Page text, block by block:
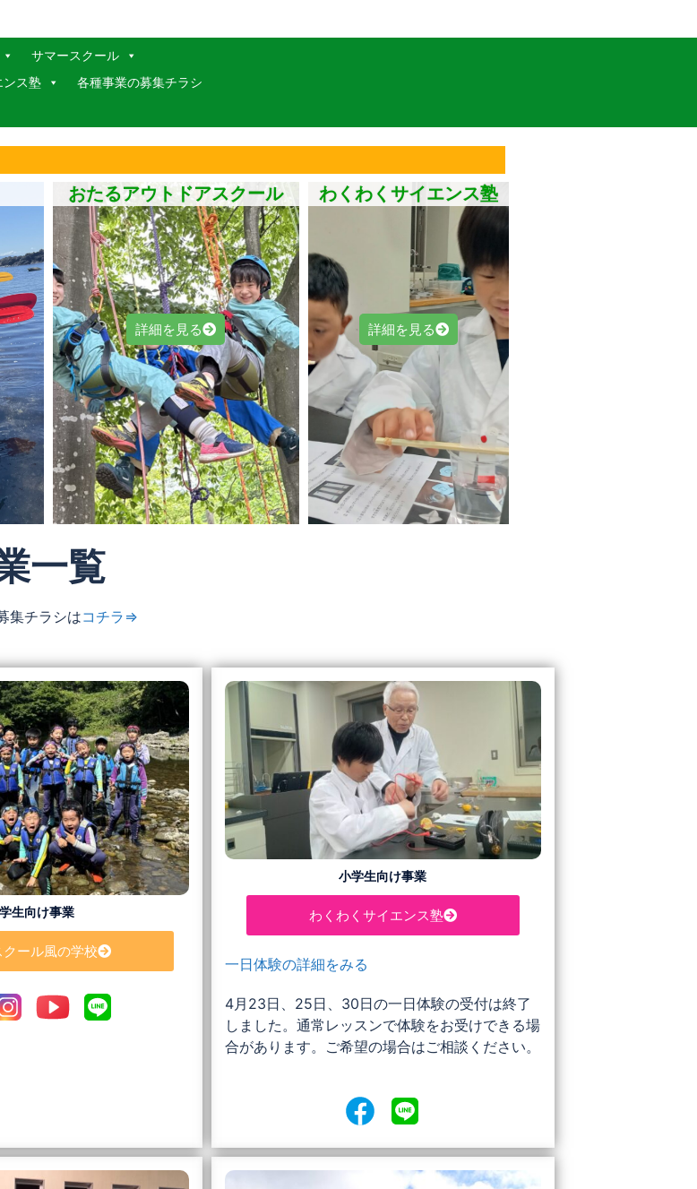
サマースクール
ンス塾
各種事業の募集チラシ
おたるアウトドアスクール
詳細を見る
わくわくサイエンス塾
詳細を見る
一覧
集チラシはコチラ⇒
生向け事業
ール風の学校
小学生向け事業
わくわくサイエンス塾
一日体験の詳細をみる
4月23日、25日、30日の一日体験の受付は終了
しました。通常レッスンで体験をお受けできる場
合があります。ご希望の場合はご相談ください。